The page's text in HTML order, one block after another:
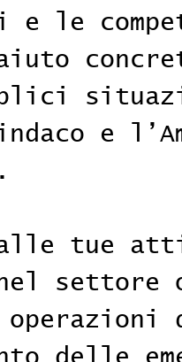
e le
e
alle tue
settore